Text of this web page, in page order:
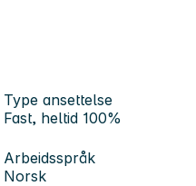
Type ansettelse
Fast, heltid 100%
Arbeidsspråk
Norsk